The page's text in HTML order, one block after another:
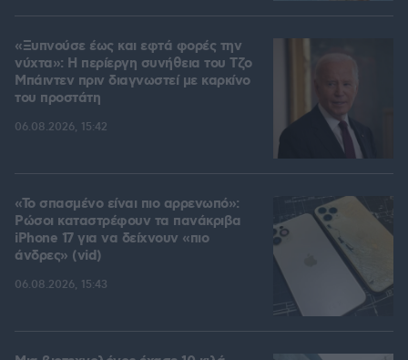
«Ξυπνούσε έως και εφτά φορές την
νύχτα»: Η περίεργη συνήθεια του Τζο
Μπάιντεν πριν διαγνωστεί με καρκίνο
του προστάτη
06.08.2026, 15:42
«Το σπασμένο είναι πιο αρρενωπό»:
Ρώσοι καταστρέφουν τα πανάκριβα
iPhone 17 για να δείχνουν «πιο
άνδρες» (vid)
06.08.2026, 15:43